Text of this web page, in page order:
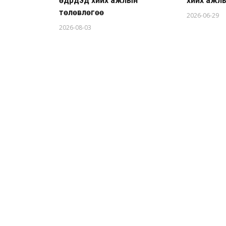
төлөвлөгөө
2026-08-03
2026-06-29